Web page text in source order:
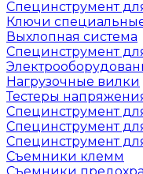
Специнструмент
Ключи
Выхлопная система
Специнструмент
Нагрузочные вилки
Тестеры
Специнструмент
Специнструмент
Специнструмент
Съемники клемм